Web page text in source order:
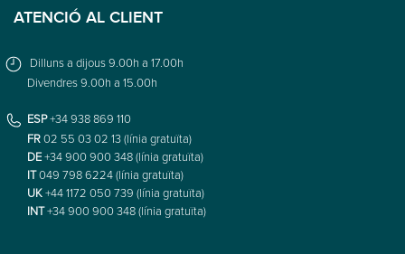
ATENCIÓ AL CLIENT
Dilluns a dijous 9.00h a 17.00h
Divendres 9.00h a 15.00h
ESP+34 938 869 110
FR02 55 03 02 13 (línia gratuïta)
DE+34 900 900 348 (línia gratuïta)
IT049 798 6224 (línia gratuïta)
UK+44 1172 050 739 (línia gratuïta)
INT+34 900 900 348 (línia gratuïta)